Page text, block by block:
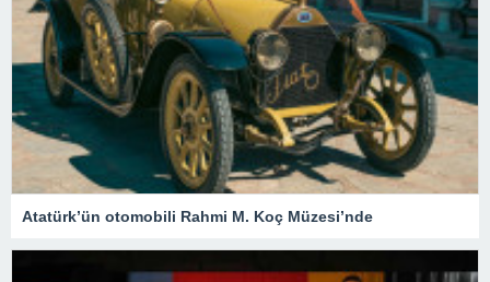
Atatürk’ün otomobili Rahmi M. Koç Müzesi’nde